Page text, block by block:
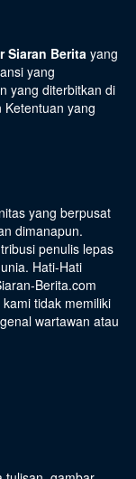
Siaran Berita yang
yang
yang diterbitkan di
Ketentuan yang
yang berpusat
dimanapun.
penulis lepas
Hati-Hati
Berita.com
tidak memiliki
wartawan atau